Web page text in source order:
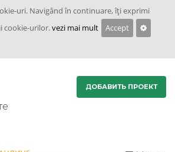
uri. Navigând în continuare, îţi exprimi
cookie-urilor.vezi mai mult Accept
ДОБАВИТЬ ПРОЕКТ